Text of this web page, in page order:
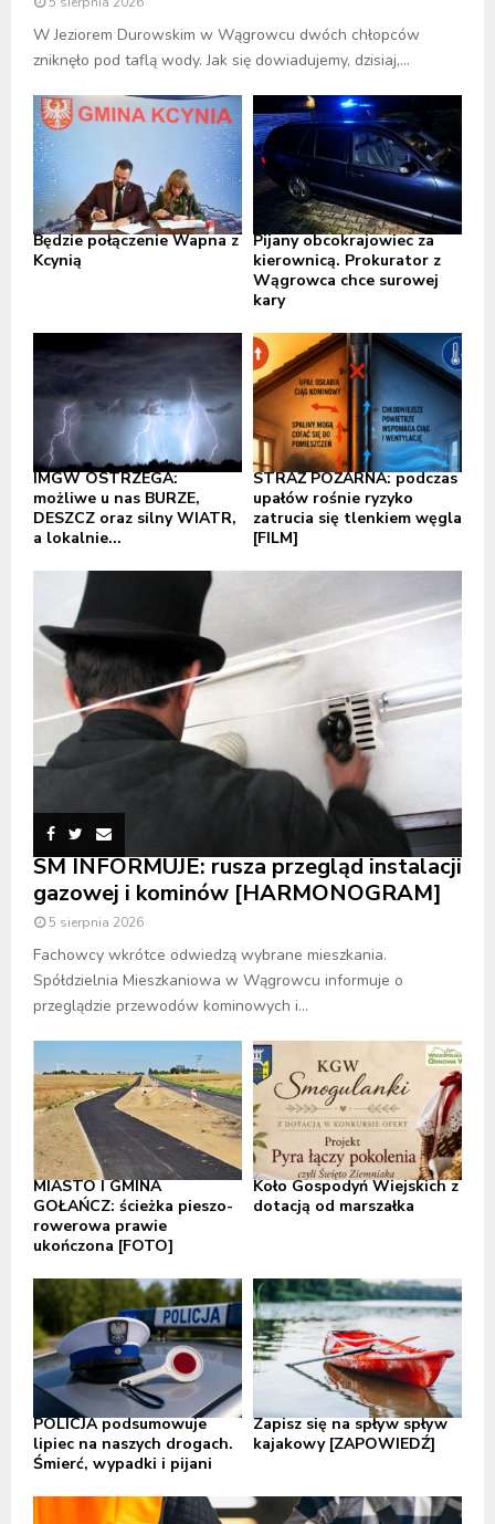
W Jeziorem Durowskim w Wągrowcu dwóch chłopców
zniknęło pod taflą wody. Jak się dowiadujemy, dzisiaj,...
Będzie połączenie Wapna z
Kcynią
Pijany obcokrajowiec za
kierownicą. Prokurator z
Wągrowca chce surowej
kary
IMGW OSTRZEGA:
możliwe u nas BURZE,
DESZCZ oraz silny WIATR,
a lokalnie...
STRAŻ POŻARNA: podczas
upałów rośnie ryzyko
zatrucia się tlenkiem węgla
[FILM]
SM INFORMUJE: rusza przegląd instalacji
gazowej i kominów [HARMONOGRAM]
5 sierpnia 2026
Fachowcy wkrótce odwiedzą wybrane mieszkania.
Spółdzielnia Mieszkaniowa w Wągrowcu informuje o
przeglądzie przewodów kominowych i...
MIASTO I GMINA
GOŁAŃCZ: ścieżka pieszo-
rowerowa prawie
ukończona [FOTO]
Koło Gospodyń Wiejskich z
dotacją od marszałka
POLICJA podsumowuje
lipiec na naszych drogach.
Śmierć, wypadki i pijani
Zapisz się na spływ spływ
kajakowy [ZAPOWIEDŹ]